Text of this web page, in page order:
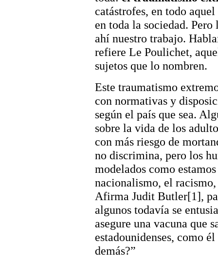
catástrofes, en todo
en toda la sociedad.
ahí nuestro trabajo.
refiere Le Poulichet,
sujetos que lo nombren.
Este traumatismo
con normativas y
según el país que sea.
sobre la vida de los
con más riesgo de
no discrimina, pero los
modelados como
nacionalismo, el
Afirma Judit Butler[1],
algunos todavía se
asegure una vacuna que
estadounidenses, como
demás?”